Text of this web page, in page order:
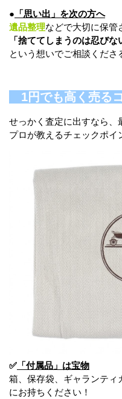
● 「思い出」を次の方へ
遺品整理などで大切に保管
「捨ててしまうのは忍びな
という想いでご相談くださ
1円でも高く売る
せっかく査定に出すなら、
プロが教えるチェックポイ
✅ 「付属品」は宝物
箱、保存袋、ギャランティ
にお持ちください！